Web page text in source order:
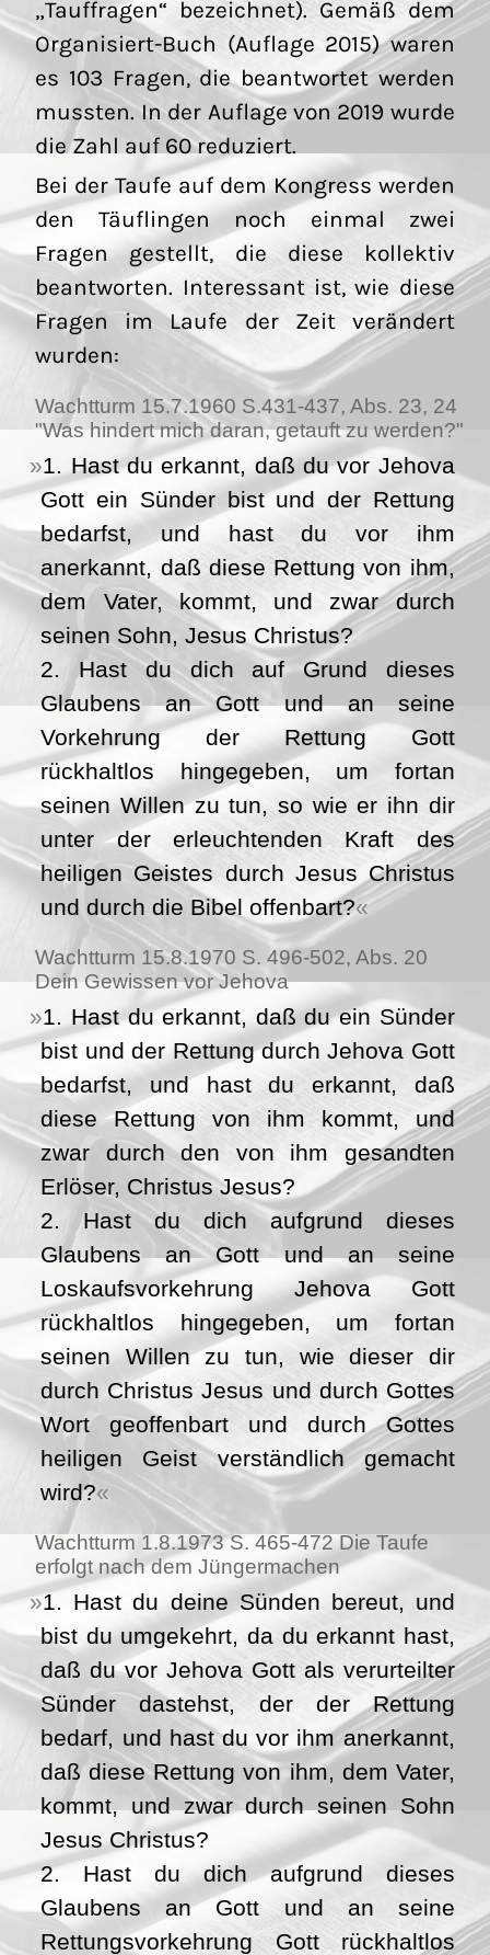
„Tauffragen“ bezeichnet). Gemäß dem
Organisiert-Buch (Auflage 2015) waren
es 103 Fragen, die beantwortet werden
mussten. In der Auflage von 2019 wurde
die Zahl auf 60 reduziert.
Bei der Taufe auf dem Kongress werden
den Täuflingen noch einmal zwei
Fragen gestellt, die diese kollektiv
beantworten. Interessant ist, wie diese
Fragen im Laufe der Zeit verändert
wurden:
Wachtturm 15.7.1960 S.431-437, Abs. 23, 24
"Was hindert mich daran, getauft zu werden?"
1. Hast du erkannt, daß du vor Jehova
Gott ein Sünder bist und der Rettung
bedarfst, und hast du vor ihm
anerkannt, daß diese Rettung von ihm,
dem Vater, kommt, und zwar durch
seinen Sohn, Jesus Christus?
2. Hast du dich auf Grund dieses
Glaubens an Gott und an seine
Vorkehrung der Rettung Gott
rückhaltlos hingegeben, um fortan
seinen Willen zu tun, so wie er ihn dir
unter der erleuchtenden Kraft des
heiligen Geistes durch Jesus Christus
und durch die Bibel offenbart?
Wachtturm 15.8.1970 S. 496-502, Abs. 20
Dein Gewissen vor Jehova
1. Hast du erkannt, daß du ein Sünder
bist und der Rettung durch Jehova Gott
bedarfst, und hast du erkannt, daß
diese Rettung von ihm kommt, und
zwar durch den von ihm gesandten
Erlöser, Christus Jesus?
2. Hast du dich aufgrund dieses
Glaubens an Gott und an seine
Loskaufsvorkehrung Jehova Gott
rückhaltlos hingegeben, um fortan
seinen Willen zu tun, wie dieser dir
durch Christus Jesus und durch Gottes
Wort geoffenbart und durch Gottes
heiligen Geist verständlich gemacht
wird?
Wachtturm 1.8.1973 S. 465-472 Die Taufe
erfolgt nach dem Jüngermachen
1. Hast du deine Sünden bereut, und
bist du umgekehrt, da du erkannt hast,
daß du vor Jehova Gott als verurteilter
Sünder dastehst, der der Rettung
bedarf, und hast du vor ihm anerkannt,
daß diese Rettung von ihm, dem Vater,
kommt, und zwar durch seinen Sohn
Jesus Christus?
2. Hast du dich aufgrund dieses
Glaubens an Gott und an seine
Rettungsvorkehrung Gott rückhaltlos